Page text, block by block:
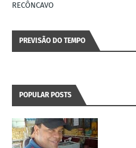
RECÔNCAVO
PREVISÃO DO TEMPO
POPULAR POSTS